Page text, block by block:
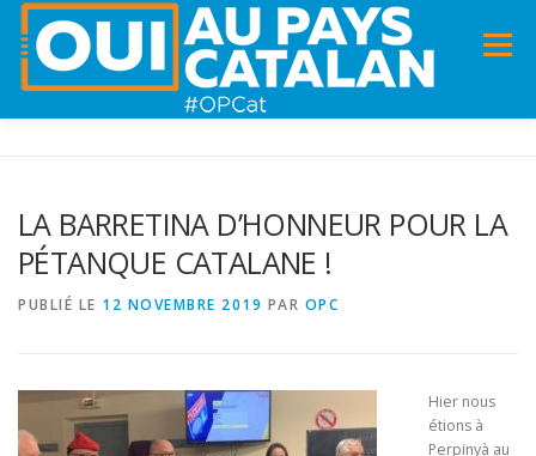
Menu
PANNEAUX POUR MA COMMUNE !
LA BARRETINA D’HONNEUR POUR LA
PÉTANQUE CATALANE !
PUBLIÉ LE 12 NOVEMBRE 2019 PAR OPC
Hier nous
étions à
Perpinyà au